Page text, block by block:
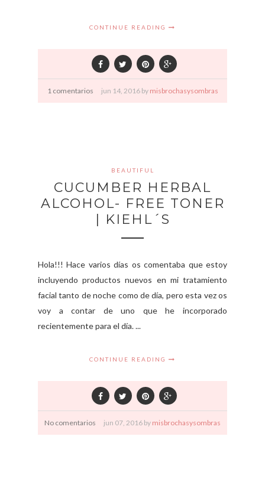
CONTINUE READING
1 comentarios jun 14, 2016 by misbrochasysombras
BEAUTIFUL
CUCUMBER HERBAL
ALCOHOL- FREE TONER
| KIEHL´S
Hola!!! Hace varios días os comentaba que estoy
incluyendo productos nuevos en mi tratamiento
facial tanto de noche como de día, pero esta vez os
voy a contar de uno que he incorporado
recientemente para el día. ...
CONTINUE READING
No comentarios jun 07, 2016 by misbrochasysombras